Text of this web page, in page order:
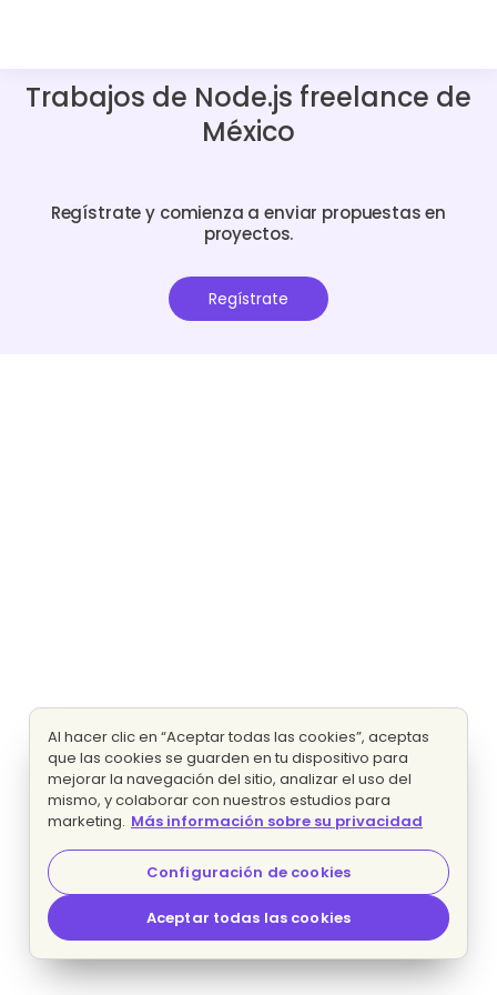
Trabajos de Node.js freelance de
México
Regístrate y comienza a enviar propuestas en
proyectos.
Regístrate
Al hacer clic en “Aceptar todas las cookies”, aceptas
que las cookies se guarden en tu dispositivo para
mejorar la navegación del sitio, analizar el uso del
mismo, y colaborar con nuestros estudios para
marketing. Más información sobre su privacidad
Configuración de cookies
Aceptar todas las cookies